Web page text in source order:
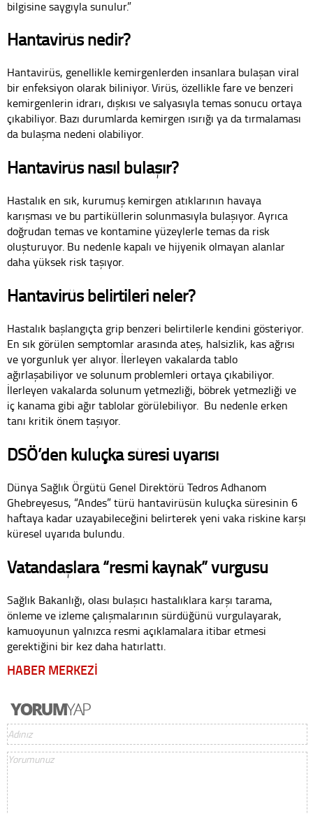
bilgisine saygıyla sunulur.”
Hantavirüs nedir?
Hantavirüs, genellikle kemirgenlerden insanlara bulaşan viral
bir enfeksiyon olarak biliniyor. Virüs, özellikle fare ve benzeri
kemirgenlerin idrarı, dışkısı ve salyasıyla temas sonucu ortaya
çıkabiliyor. Bazı durumlarda kemirgen ısırığı ya da tırmalaması
da bulaşma nedeni olabiliyor.
Hantavirüs nasıl bulaşır?
Hastalık en sık, kurumuş kemirgen atıklarının havaya
karışması ve bu partiküllerin solunmasıyla bulaşıyor. Ayrıca
doğrudan temas ve kontamine yüzeylerle temas da risk
oluşturuyor. Bu nedenle kapalı ve hijyenik olmayan alanlar
daha yüksek risk taşıyor.
Hantavirüs belirtileri neler?
Hastalık başlangıçta grip benzeri belirtilerle kendini gösteriyor.
En sık görülen semptomlar arasında ateş, halsizlik, kas ağrısı
ve yorgunluk yer alıyor. İlerleyen vakalarda tablo
ağırlaşabiliyor ve solunum problemleri ortaya çıkabiliyor.
İlerleyen vakalarda solunum yetmezliği, böbrek yetmezliği ve
iç kanama gibi ağır tablolar görülebiliyor. Bu nedenle erken
tanı kritik önem taşıyor.
DSÖ’den kuluçka süresi uyarısı
Dünya Sağlık Örgütü Genel Direktörü Tedros Adhanom
Ghebreyesus, “Andes” türü hantavirüsün kuluçka süresinin 6
haftaya kadar uzayabileceğini belirterek yeni vaka riskine karşı
küresel uyarıda bulundu.
Vatandaşlara “resmi kaynak” vurgusu
Sağlık Bakanlığı, olası bulaşıcı hastalıklara karşı tarama,
önleme ve izleme çalışmalarının sürdüğünü vurgulayarak,
kamuoyunun yalnızca resmi açıklamalara itibar etmesi
gerektiğini bir kez daha hatırlattı.
HABER MERKEZİ